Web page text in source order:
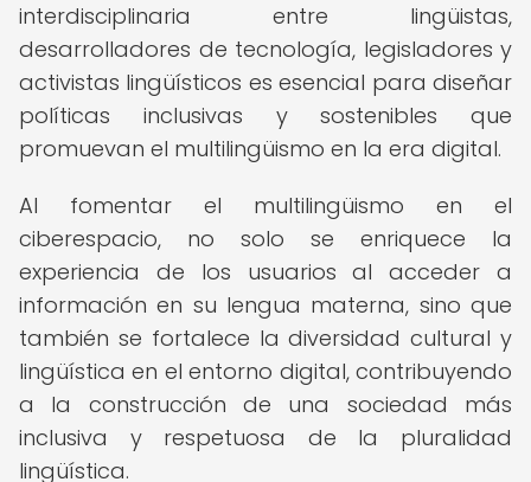
interdisciplinaria entre lingüistas,
desarrolladores de tecnología, legisladores y
activistas lingüísticos es esencial para diseñar
políticas inclusivas y sostenibles que
promuevan el multilingüismo en la era digital.
Al fomentar el multilingüismo en el
ciberespacio, no solo se enriquece la
experiencia de los usuarios al acceder a
información en su lengua materna, sino que
también se fortalece la diversidad cultural y
lingüística en el entorno digital, contribuyendo
a la construcción de una sociedad más
inclusiva y respetuosa de la pluralidad
lingüística.